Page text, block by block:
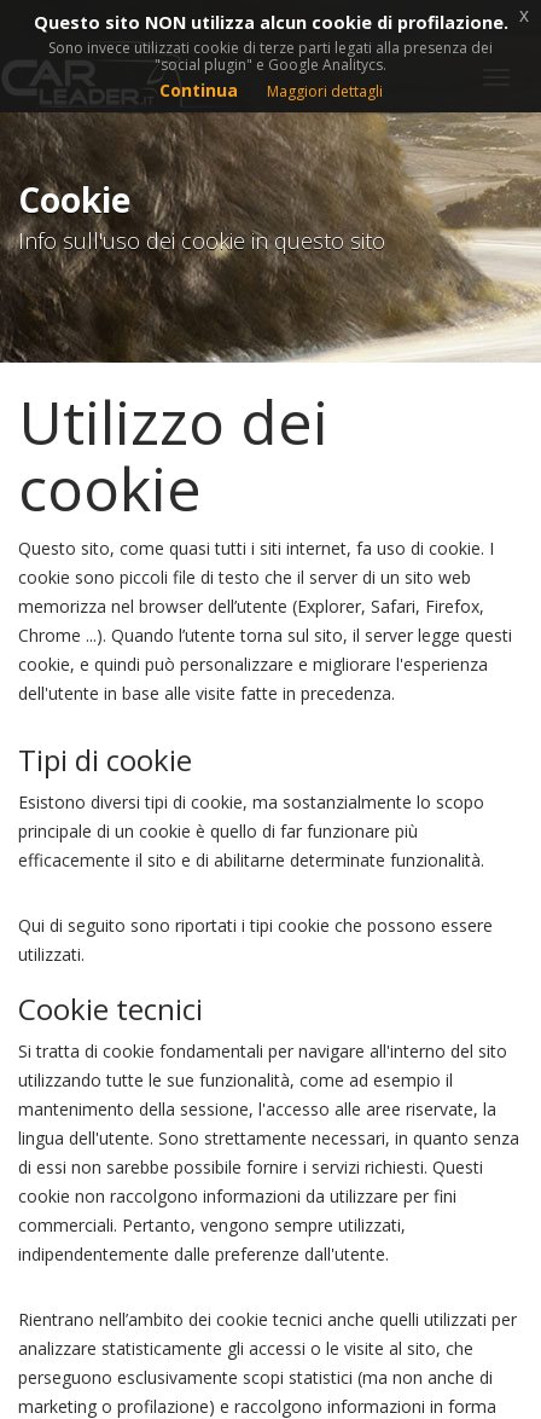
Cookie
Info sull'uso dei cookie in questo sito
Utilizzo dei
cookie
Questo sito, come quasi tutti i siti internet, fa uso di cookie. I
cookie sono piccoli file di testo che il server di un sito web
memorizza nel browser dell’utente (Explorer, Safari, Firefox,
Chrome ...). Quando l’utente torna sul sito, il server legge questi
cookie, e quindi può personalizzare e migliorare l'esperienza
dell'utente in base alle visite fatte in precedenza.
Tipi di cookie
Esistono diversi tipi di cookie, ma sostanzialmente lo scopo
principale di un cookie è quello di far funzionare più
efficacemente il sito e di abilitarne determinate funzionalità.
Qui di seguito sono riportati i tipi cookie che possono essere
utilizzati.
Cookie tecnici
Si tratta di cookie fondamentali per navigare all'interno del sito
utilizzando tutte le sue funzionalità, come ad esempio il
mantenimento della sessione, l'accesso alle aree riservate, la
lingua dell'utente. Sono strettamente necessari, in quanto senza
di essi non sarebbe possibile fornire i servizi richiesti. Questi
cookie non raccolgono informazioni da utilizzare per fini
commerciali. Pertanto, vengono sempre utilizzati,
indipendentemente dalle preferenze dall'utente.
Rientrano nell’ambito dei cookie tecnici anche quelli utilizzati per
analizzare statisticamente gli accessi o le visite al sito, che
perseguono esclusivamente scopi statistici (ma non anche di
marketing o profilazione) e raccolgono informazioni in forma
Questo sito NON utilizza alcun cookie di profilazione.
Sono invece utilizzati cookie di terze parti legati alla presenza dei
"social plugin" e Google Analitycs.
Continua Maggiori dettagli
x